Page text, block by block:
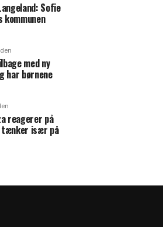
Sofie
kommunen
med ny
har børnene
reagerer på
tænker især på